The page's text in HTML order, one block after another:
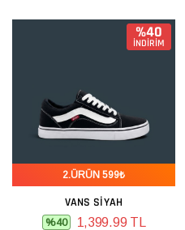
%40
İNDİRİM
2.ÜRÜN 599₺
VANS SIYAH
%40 1,399.99 TL